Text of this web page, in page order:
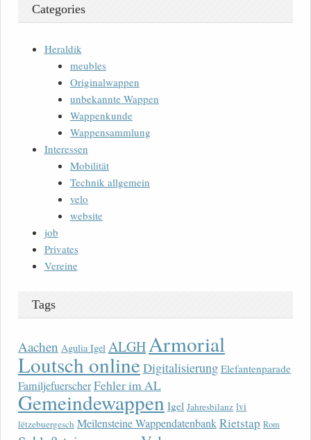
Categories
Heraldik
meubles
Originalwappen
unbekannte Wappen
Wappenkunde
Wappensammlung
Interessen
Mobilität
Technik allgemein
velo
website
job
Privates
Vereine
Tags
Aachen Agulia Igel ALGH Armorial
Loutsch onlineDigitalisierung Elefantenparade
FamiljefuerscherFehler im AL
Gemeindewappen Igel Jahresbilanz lvi
lëtzebuergesch Meilensteine WappendatenbankRietstap Rom